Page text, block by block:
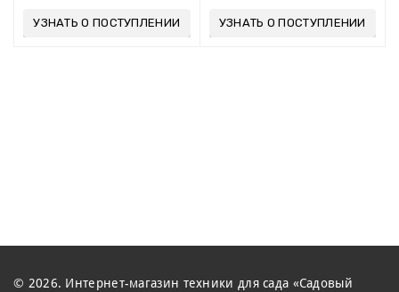
УЗНАТЬ О ПОСТУПЛЕНИИ УЗНАТЬ О ПОСТУПЛЕНИИ
© 2026. Интернет-магазин техники для сада «Садовый